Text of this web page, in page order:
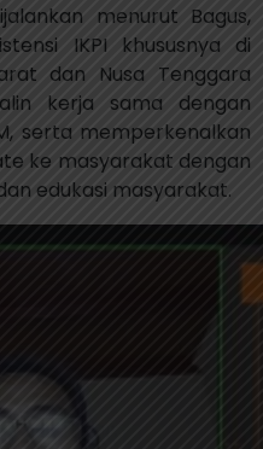
menurut Bagus,
IKPI khususnya di
dan Nusa Tenggara
kerja sama dengan
serta memperkenalkan
ke masyarakat dengan
edukasi masyarakat.